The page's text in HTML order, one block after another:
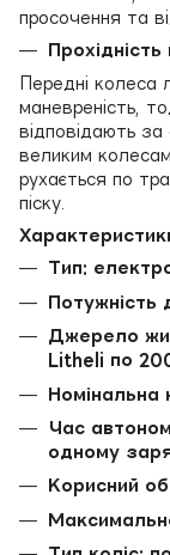
просочення та
Передні колеса
маневреність,
відповідають
великим
рухається по
піску.
Тип:
Потужність
Джерело
Litheli по
Номінальна
Час
одному
Корисний